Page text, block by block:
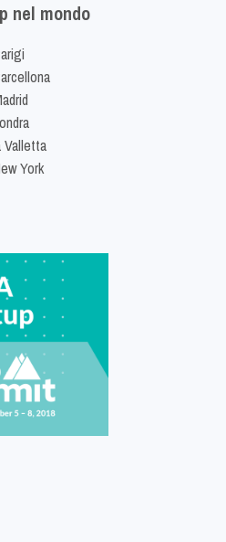
nel mondo
Valletta
York